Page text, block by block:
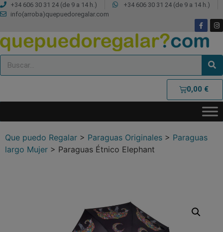
+34 606 30 31 24 (de 9 a 14 h.)
+34 606 30 31 24 (de 9 a 14 h.)
info(arroba)quepuedoregalar.com
0,00 €
Que puedo Regalar > Paraguas Originales > Paraguas
largo Mujer > Paraguas Étnico Elephant